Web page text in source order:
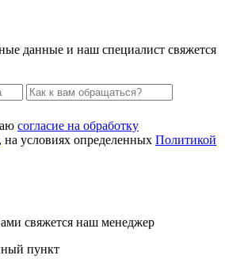
данные и наш специалист свяжется
согласие на обработку
, на условиях определенных Политикой
свяжется наш менеджер
пункт